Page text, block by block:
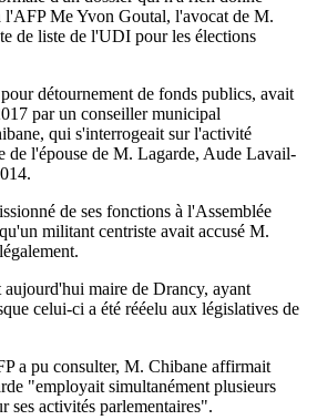
Me Yvon Goutal, l'avocat de M.
de liste de l'UDI pour les élections
détournement de fonds publics, avait
par un conseiller municipal
qui s'interrogeait sur l'activité
de l'épouse de M. Lagarde, Aude Lavail-
de ses fonctions à l'Assemblée
militant centriste avait accusé M.
maire de Drancy, ayant
celui-ci a été rééelu aux législatives de
a pu consulter, M. Chibane affirmait
"employait simultanément plusieurs
ses activités parlementaires".